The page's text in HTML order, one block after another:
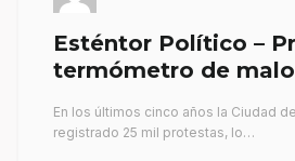
Esténtor Político –
termómetro de
En los últimos cinco años la Ciudad
registrado 25 mil protestas, lo…